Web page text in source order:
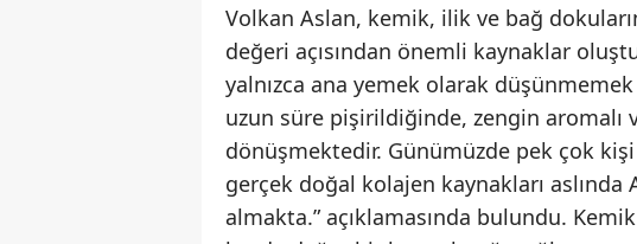
Volkan Aslan, kemik, ilik ve bağ
değeri açısından önemli kaynaklar
yalnızca ana yemek olarak
uzun süre pişirildiğinde, zengin aromalı
dönüşmektedir. Günümüzde pek çok
gerçek doğal kolajen kaynakları
almakta.” açıklamasında bulundu.